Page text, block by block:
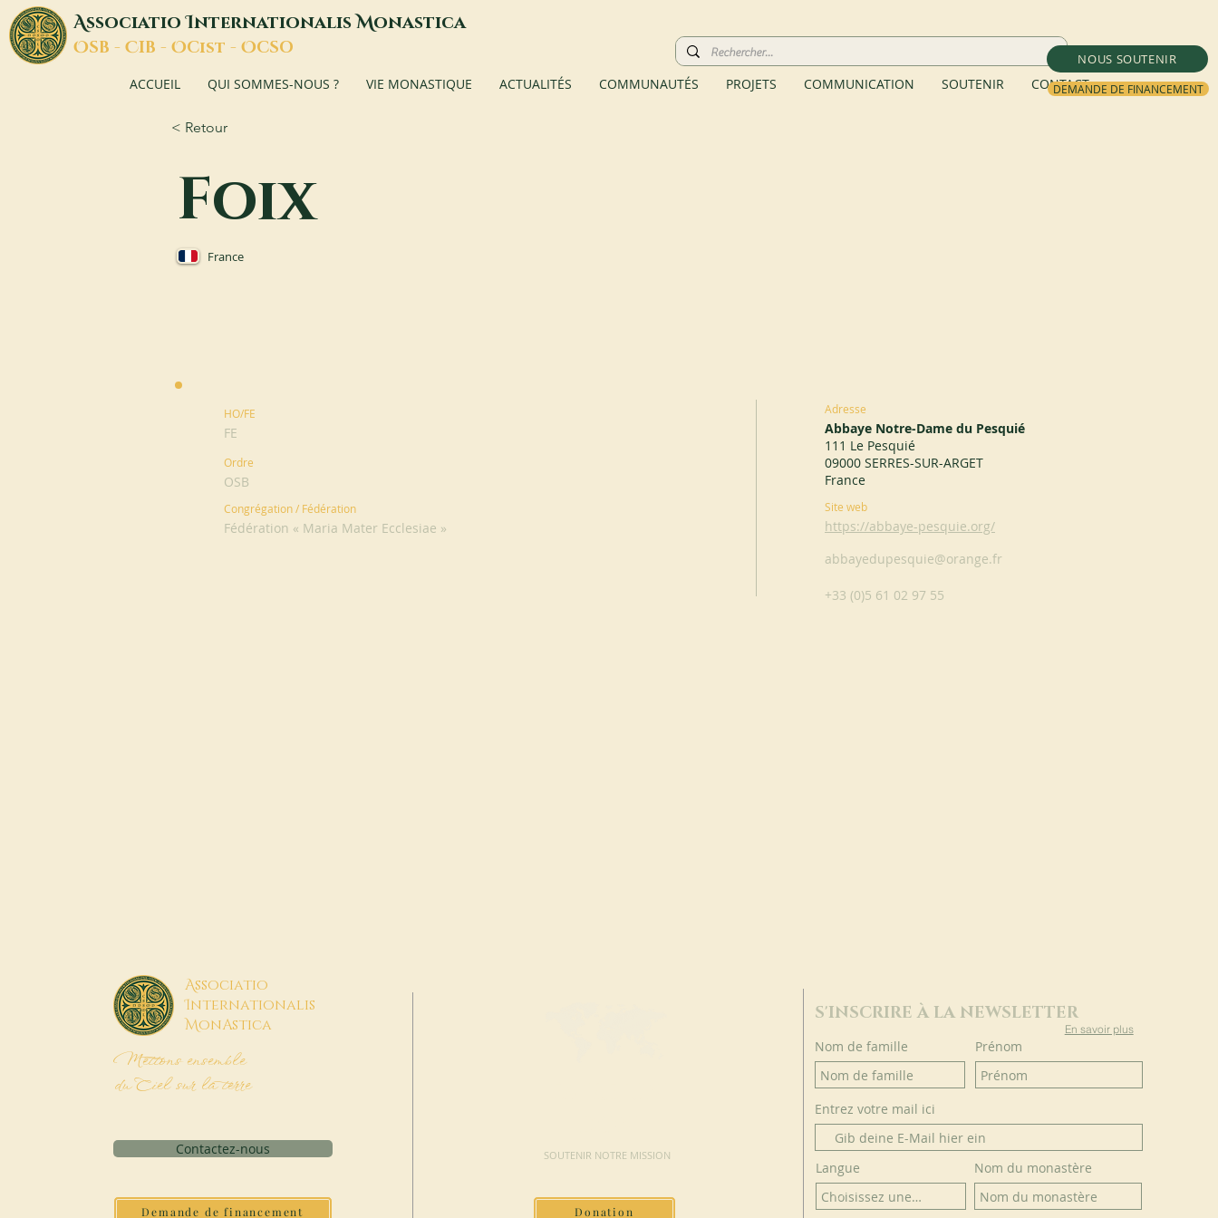
NOUS SOUTENIR
DEMANDE DE FINANCEMENT
AssociatioInternationalisMonastica
OSB - CIB - OCist - OCSO
ACCUEIL QUI SOMMES-NOUS ? VIE MONASTIQUE ACTUALITÉS COMMUNAUTÉS PROJETS COMMUNICATION SOUTENIR CONTACT
< Retour
Foix
France
HO/FE
FE
Ordre
OSB
Congrégation / Fédération
Fédération « Maria Mater Ecclesiae »
Adresse
Abbaye Notre-Dame du Pesquié
111 Le Pesquié
09000 SERRES-SUR-ARGET
France
Site web
https://abbaye-pesquie.org/
abbayedupesquie@orange.fr
+33 (0)5 61 02 97 55
Associatio
Internationalis
MonAstica
Mettons ensemble
du Ciel sur la terre
Contactez-nous
Demande de financement
SOUTENIR NOTRE MISSION
Donation
S'INSCRIRE À LA NEWSLETTER
En savoir plus
Nom de famille Prénom
Entrez votre mail ici
Langue Nom du monastère